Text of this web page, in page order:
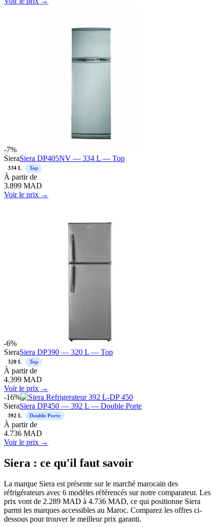
-7%
SieraSiera DP405NV — 334 L — Top
334 L Top
À partir de
3.899 MAD
Voir le prix →
-6%
SieraSiera DP390 — 320 L — Top
320 L Top
À partir de
4.399 MAD
Voir le prix →
-16%
SieraSiera DP450 — 392 L — Double Porte
392 L Double Porte
À partir de
4.736 MAD
Voir le prix →
Siera : ce qu'il faut savoir
La marque Siera est présente sur le marché marocain des
réfrigérateurs avec 6 modèles référencés sur notre comparateur. Les
prix vont de 2.289 MAD à 4.736 MAD, ce qui positionne Siera
parmi les marques accessibles au Maroc. Comparez les offres ci-
dessous pour trouver le meilleur prix garanti.